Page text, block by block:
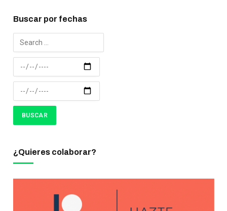
Buscar por fechas
¿Quieres colaborar?